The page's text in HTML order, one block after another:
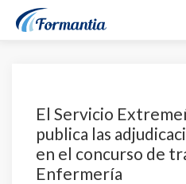
El Servicio
publica las
en el concurso de
Enfermería